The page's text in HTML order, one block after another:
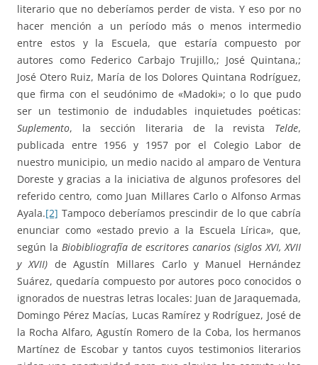
literario que no deberíamos perder de vista. Y eso por no
hacer mención a un período más o menos intermedio
entre estos y la Escuela, que estaría compuesto por
autores como Federico Carbajo Trujillo,; José Quintana,;
José Otero Ruiz, María de los Dolores Quintana Rodríguez,
que firma con el seudónimo de «Madoki»; o lo que pudo
ser un testimonio de indudables inquietudes poéticas:
Suplemento, la sección literaria de la revista Telde,
publicada entre 1956 y 1957 por el Colegio Labor de
nuestro municipio, un medio nacido al amparo de Ventura
Doreste y gracias a la iniciativa de algunos profesores del
referido centro, como Juan Millares Carlo o Alfonso Armas
Ayala.[2] Tampoco deberíamos prescindir de lo que cabría
enunciar como «estado previo a la Escuela Lírica», que,
según la Biobibliografía de escritores canarios (siglos XVI, XVII
y XVII) de Agustín Millares Carlo y Manuel Hernández
Suárez, quedaría compuesto por autores poco conocidos o
ignorados de nuestras letras locales: Juan de Jaraquemada,
Domingo Pérez Macías, Lucas Ramírez y Rodríguez, José de
la Rocha Alfaro, Agustín Romero de la Coba, los hermanos
Martínez de Escobar y tantos cuyos testimonios literarios